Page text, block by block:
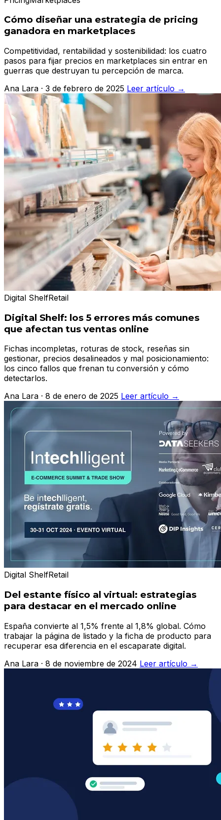
Cómo diseñar una estrategia de pricing
ganadora en marketplaces
Competitividad, rentabilidad y sostenibilidad: los cuatro
pasos para fijar precios en marketplaces sin entrar en
guerras que destruyan tu percepción de marca.
Ana Lara · 3 de febrero de 2025 Leer artículo →
Digital ShelfRetail
Digital Shelf: los 5 errores más comunes
que afectan tus ventas online
Fichas incompletas, roturas de stock, reseñas sin
gestionar, precios desalineados y mal posicionamiento:
los cinco fallos que frenan tu conversión y cómo
detectarlos.
Ana Lara · 8 de enero de 2025 Leer artículo →
Digital ShelfRetail
Del estante físico al virtual: estrategias
para destacar en el mercado online
España convierte al 1,5% frente al 1,8% global. Cómo
trabajar la página de listado y la ficha de producto para
recuperar esa diferencia en el escaparate digital.
Ana Lara · 8 de noviembre de 2024 Leer artículo →